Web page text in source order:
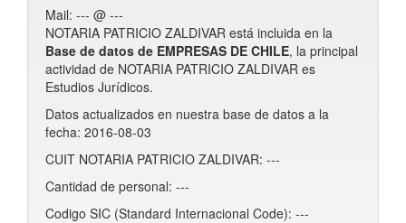
Mail: --- @ ---
NOTARIA PATRICIO ZALDIVAR está incluida en la
Base de datos de EMPRESAS DE CHILE, la principal
actividad de NOTARIA PATRICIO ZALDIVAR es
Estudios Jurídicos.
Datos actualizados en nuestra base de datos a la
fecha: 2016-08-03
CUIT NOTARIA PATRICIO ZALDIVAR: ---
Cantidad de personal: ---
Codigo SIC (Standard Internacional Code): ---